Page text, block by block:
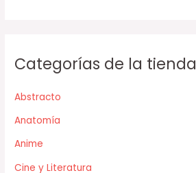
Categorías de la tienda
Abstracto
Anatomía
Anime
Cine y Literatura